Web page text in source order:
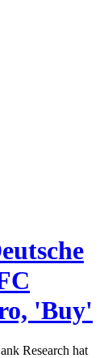
'Buy'
Research hat